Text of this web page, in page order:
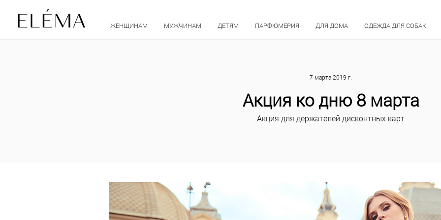
ЖЕНЩИНАМ МУЖЧИНАМ ДЕТЯМ ПАРФЮМЕРИЯ ДЛЯ ДОМА ОДЕЖДА ДЛЯ СОБАК
7 марта 2019 г.
Акция ко дню 8 марта
Акция для держателей дисконтных карт